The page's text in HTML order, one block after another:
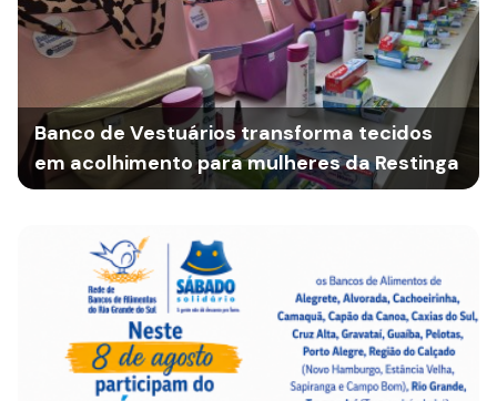
Banco de Vestuários transforma tecidos
em acolhimento para mulheres da Restinga